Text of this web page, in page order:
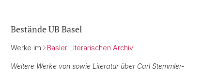
Bestände UB Basel
Werke im Basler Literarischen Archiv
Weitere Werke von sowie Literatur über Carl Stemmler-